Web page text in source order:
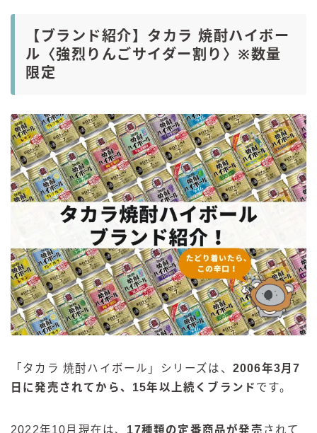
【ブランド紹介】タカラ 焼酎ハイボー
ル〈強烈りんごサイダー割り〉※数量
限定
「タカラ 焼酎ハイボール」シリーズは、 2006年3月7
日に発売されてから、15年以上続くブランド です。
2022年10月現在は、 17種類の定番商品が発売 されて